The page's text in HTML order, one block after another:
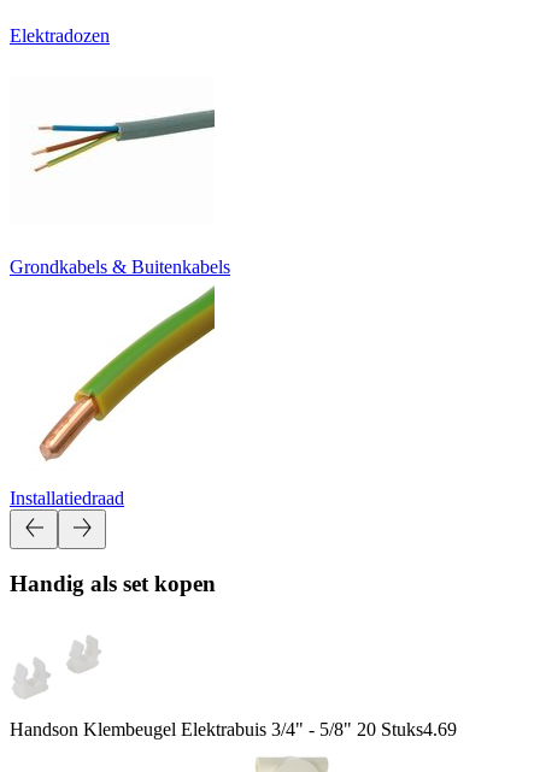
Elektradozen
Grondkabels & Buitenkabels
Installatiedraad
Handig als set kopen
Handson Klembeugel Elektrabuis 3/4" - 5/8" 20 Stuks4.69